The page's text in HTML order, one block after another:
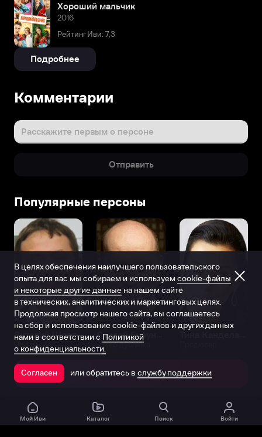
Хороший мальчик
2016
Рейтинг Иви: 7,3
Подробнее
Комментарии
Расскажите первым о персоне
Отправить
Популярные персоны
Виталий Шляппо
Продюсер Актёр дубляжа
Открыть в приложении
Мой Иви Каталог Поиск Войти
В целях обеспечения наилучшего пользовательского
опыта для вас мы собираем и используем cookie-файлы
и некоторые другие данные на нашем сайте
в технических, аналитических и маркетинговых целях.
Продолжая просмотр нашего сайта, вы соглашаетесь
на сбор и использование cookie-файлов и других данных
нами в соответствии с Политикой
о конфиденциальности.
Согласен или обратитесь в службу поддержки